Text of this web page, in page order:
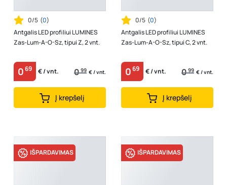
0/5 (0)
Antgalis LED profiliui LUMINES
Zas-Lum-A-O-Sz, tipui Z, 2 vnt.
069 € / vnt. 099 € / vnt.
Į krepšelį
0/5 (0)
Antgalis LED profiliui LUMINES
Zas-Lum-A-O-Sz, tipui C, 2 vnt.
069 € / vnt. 099 € / vnt.
Į krepšelį
IŠPARDAVIMAS IŠPARDAVIMAS